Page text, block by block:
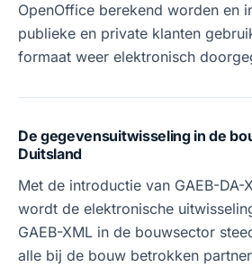
OpenOffice berekend worden en
publieke en private klanten
formaat weer elektronisch
De gegevensuitwisseling in de
Duitsland
Met de introductie van GAEB-DA-
wordt de elektronische
GAEB-XML in de bouwsector
alle bij de bouw betrokken